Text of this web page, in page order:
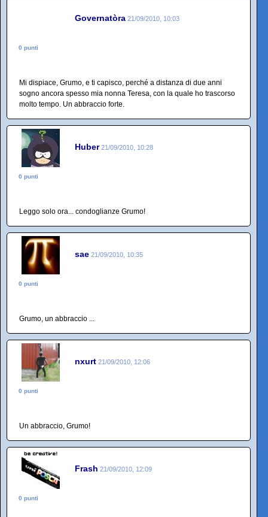
Governatòra 21/09/2010, 10:03
0 punti
Mi dispiace, Grumo, e ti capisco, perché a distanza di due anni
sogno ancora spesso mia nonna Teresa, con la quale ho trascorso
molto tempo. Un abbraccio forte.
Huber 21/09/2010, 10:28
0 punti
Leggo solo ora... condoglianze Grumo!
sae 21/09/2010, 10:35
0 punti
Grumo, un abbraccio ...
nxurt 21/09/2010, 12:06
0 punti
Un abbraccio, Grumo!
Frash 21/09/2010, 12:09
0 punti